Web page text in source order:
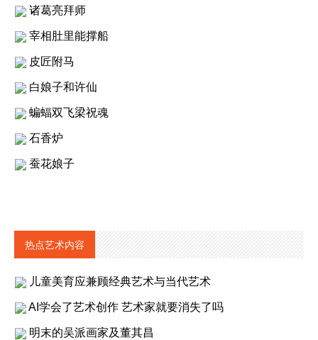
诸葛亮拜师
宰相肚里能撑船
皮匠附马
白娘子和许仙
蝙蝠双飞梁祝魂
石香炉
蚕花娘子
热点艺术内容
儿童美育应兼顾经典艺术与当代艺术
AI学会了艺术创作 艺术家就要消失了吗
明末的吴派画家及董其昌